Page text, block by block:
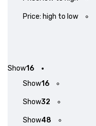
Price: high to low
Show16
Show16
Show32
Show48